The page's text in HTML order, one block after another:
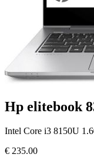
Hp elitebook
Intel Core i3 8150U
€ 235.00